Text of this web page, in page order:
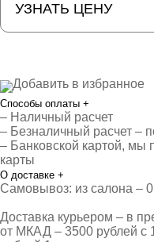
УЗНАТЬ ЦЕНУ
Добавить в избранное
Способы оплаты +
– Наличный расчет
– Безналичный расчет –
– Банковской картой,
карты
О доставке +
Самовывоз: из салона –
Доставка курьером – в
от МКАД – 3500 рублей с